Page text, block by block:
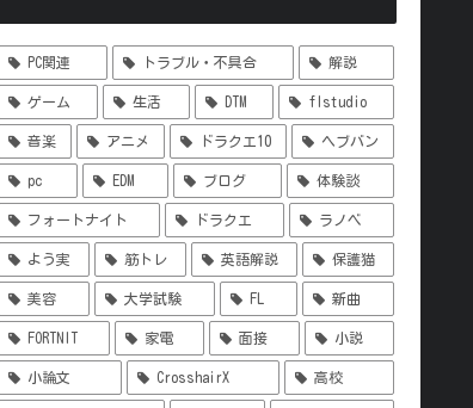
PC関連 トラブル・不具合 解説
ゲーム 生活 DTM flstudio
音楽 アニメ ドラクエ10 ヘブバン
pc EDM ブログ 体験談
フォートナイト ドラクエ ラノベ
よう実 筋トレ 英語解説 保護猫
美容 大学試験 FL 新曲
FORTNIT 家電 面接 小説
小論文 CrosshairX 高校